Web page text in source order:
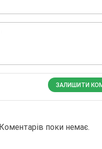
ЗАЛИШИТИ
Коментарів поки немає.